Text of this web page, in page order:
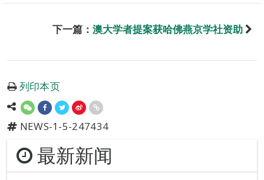
下一篇： 澳大学者提案获哈佛燕京学社资助
列印本页
NEWS-1-5-247434
最新新闻